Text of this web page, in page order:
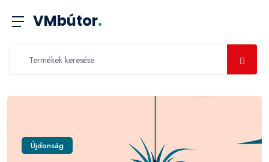
VMbútor.
Újdonság